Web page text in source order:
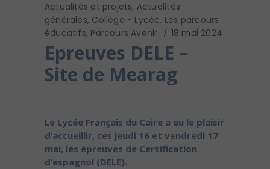
Actualités et projets, Actualités
générales, Collège - Lycée, Les parcours
éducatifs, Parcours Avenir 18 mai 2024
Epreuves DELE –
Site de Mearag
Le Lycée Français du Caire a eu le plaisir
d’accueillir, ces jeudi 16 et vendredi 17
mai, les épreuves de Certification
d’espagnol (DELE).